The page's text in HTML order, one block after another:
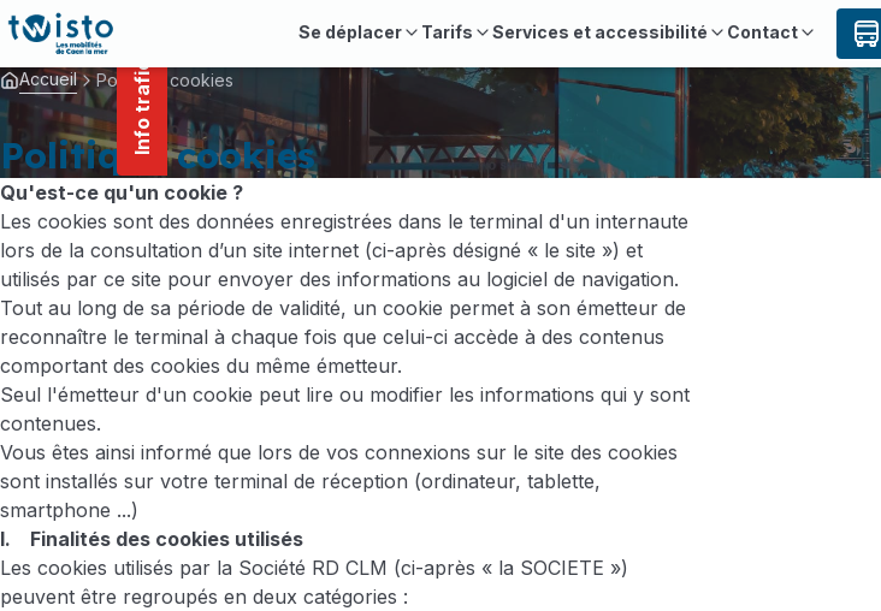
principal
Se déplacer Tarifs Services et accessibilité Contact
Info trafic
Accueil Politique cookies
Politique cookies
Qu'est-ce qu'un cookie ?
Les cookies sont des données enregistrées dans le terminal d'un internaute
lors de la consultation d’un site internet (ci-après désigné « le site ») et
utilisés par ce site pour envoyer des informations au logiciel de navigation.
Tout au long de sa période de validité, un cookie permet à son émetteur de
reconnaître le terminal à chaque fois que celui-ci accède à des contenus
comportant des cookies du même émetteur.
Seul l'émetteur d'un cookie peut lire ou modifier les informations qui y sont
contenues.
Vous êtes ainsi informé que lors de vos connexions sur le site des cookies
sont installés sur votre terminal de réception (ordinateur, tablette,
smartphone ...)
I. Finalités des cookies utilisés
Les cookies utilisés par la Société RD CLM (ci-après « la SOCIETE »)
peuvent être regroupés en deux catégories :
Panneau de gestion des cookies